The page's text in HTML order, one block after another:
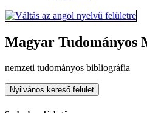
Magyar Tudományos
nemzeti tudományos bibliográfia
Nyilvános kereső felület